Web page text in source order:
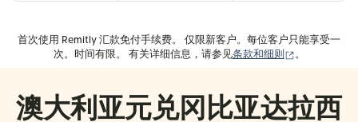
首次使用 Remitly 汇款免付手续费。 仅限新客户。每位客户只能享受一
次。时间有限。 有关详细信息，请参见条款和细则 （在新窗口中
。
澳大利亚元兑冈比亚达拉西